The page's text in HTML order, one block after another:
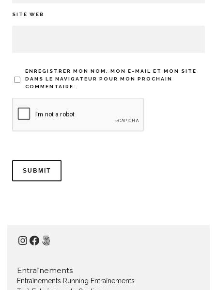
SITE WEB
ENREGISTRER MON NOM, MON E-MAIL ET MON SITE
DANS LE NAVIGATEUR POUR MON PROCHAIN
COMMENTAIRE.
Instagram
Facebook
500px
Entraînements
Entraînements Running Entraînements